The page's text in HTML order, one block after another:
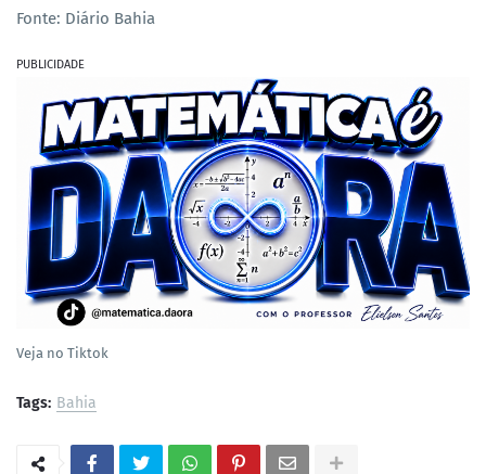
Fonte: Diário Bahia
PUBLICIDADE
Veja no Tiktok
Tags: Bahia